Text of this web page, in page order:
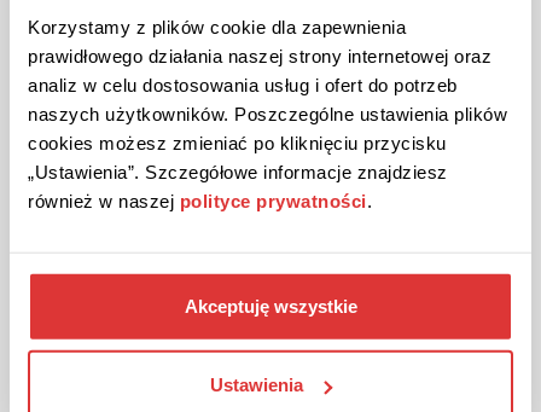
Korzystamy z plików cookie dla zapewnienia
prawidłowego działania naszej strony internetowej oraz
analiz w celu dostosowania usług i ofert do potrzeb
naszych użytkowników. Poszczególne ustawienia plików
cookies możesz zmieniać po kliknięciu przycisku
„Ustawienia”. Szczegółowe informacje znajdziesz
również w naszej polityce prywatności
Akceptuję wszystkie
Ustawienia
Recoverit:Eine zuverlässige
Datenwiederherstellungssoftware, die
verlorene, gelöschte oder formatierte Dateien
von verschiedenen Speichermedien
wiederherstellt. Recoverit unterstützt eine
breite Palette von Dateiformaten und bietet
eine hohe Erfolgsquote bei der Datenrettung.
Utility-Tools:
Mobilgeräten. Dr.Fone bietet Tools für
Datenwiederherstellung, Datensicherung,
iOS- und Android-Geräte.